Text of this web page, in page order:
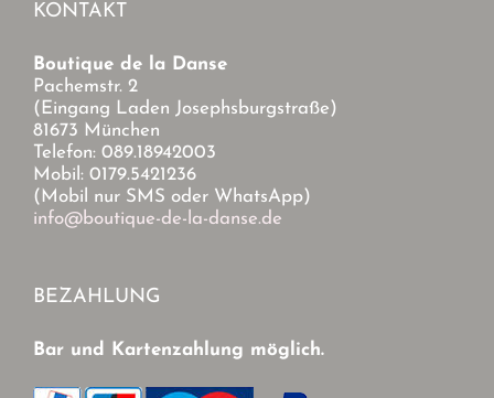
KONTAKT
Boutique de la Danse
Pachemstr. 2
(Eingang Laden Josephsburgstraße)
81673 München
Telefon: 089.18942003
Mobil: 0179.5421236
(Mobil nur SMS oder WhatsApp)
info@boutique-de-la-danse.de
BEZAHLUNG
Bar und Kartenzahlung möglich.